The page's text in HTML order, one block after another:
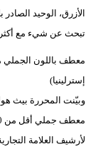
تبحث عن شيء مع أكثر
إسترلينيا)
وبيّنت المحررة بيث